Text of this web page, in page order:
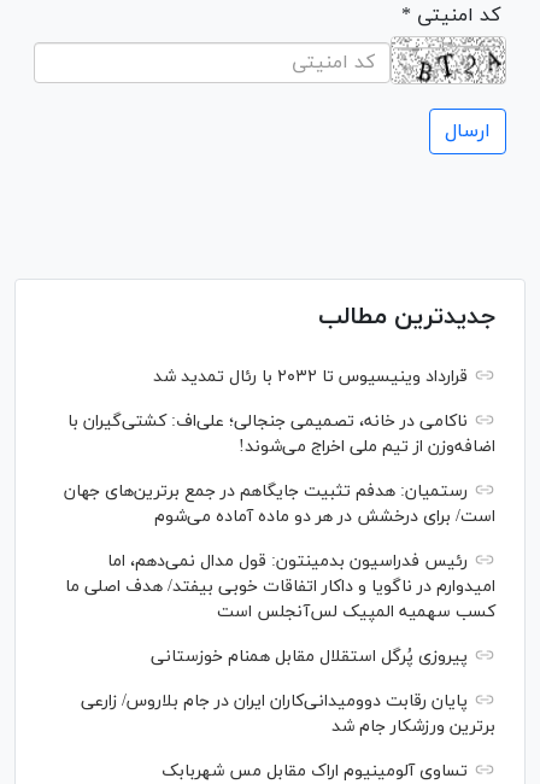
* کد امنیتی
جدیدترین مطالب
قرارداد وینیسیوس تا ۲۰۳۲ با رئال‌ تمدید شد
ناکامی در خانه، تصمیمی جنجالی؛ علی‌اف: کشتی‌گیران با
اضافه‌وزن از تیم ملی اخراج می‌شوند!
رستمیان: هدفم تثبیت جایگاهم در جمع برترین‌های جهان
است/ برای درخشش در هر دو ماده آماده می‌شوم
رئیس فدراسیون بدمینتون: قول مدال نمی‌دهم، اما
امیدوارم در ناگویا و داکار اتفاقات خوبی بیفتد/ هدف اصلی ما
کسب سهمیه المپیک لس‌آنجلس است
پیروزی پُرگل استقلال مقابل همنام خوزستانی
پایان رقابت دوومیدانی‌کاران ایران در جام بلاروس/ زارعی
برترین ورزشکار جام شد
تساوی آلومینیوم اراک مقابل مس شهربابک